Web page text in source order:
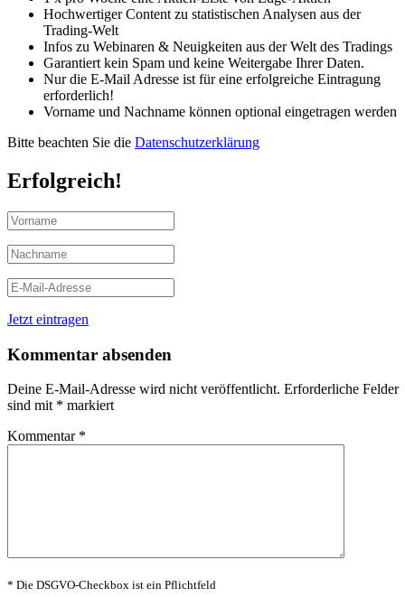
Hochwertiger Content zu statistischen Analysen aus der
Trading-Welt
Infos zu Webinaren & Neuigkeiten aus der Welt des Tradings
Garantiert kein Spam und keine Weitergabe Ihrer Daten.
Nur die E-Mail Adresse ist für eine erfolgreiche Eintragung
erforderlich!
Vorname und Nachname können optional eingetragen werden
Bitte beachten Sie die Datenschutzerklärung
Erfolgreich!
Jetzt eintragen
Kommentar absenden
Deine E-Mail-Adresse wird nicht veröffentlicht. Erforderliche Felder
sind mit * markiert
Kommentar *
* Die DSGVO-Checkbox ist ein Pflichtfeld